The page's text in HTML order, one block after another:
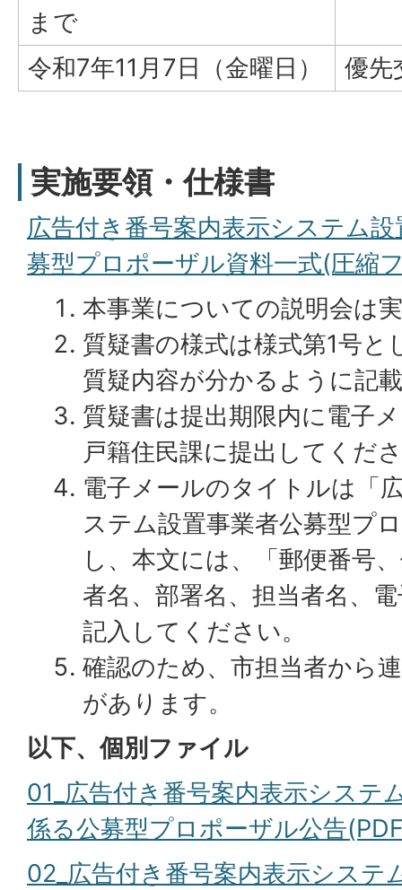
まで
令和7年11月7日（金曜日）
優先
実施要領・仕様書
広告付き番号案内表示システム
募型プロポーザル資料一式(圧縮
本事業についての説明会は
質疑書の様式は様式第1号と
質疑内容が分かるように記
質疑書は提出期限内に電子
戸籍住民課に提出してくだ
電子メールのタイトルは「
ステム設置事業者公募型プ
し、本文には、「郵便番号
者名、部署名、担当者名、
記入してください。
確認のため、市担当者から
があります。
以下、個別ファイル
01_広告付き番号案内表示システ
係る公募型プロポーザル公告
02_広告付き番号案内表示システ